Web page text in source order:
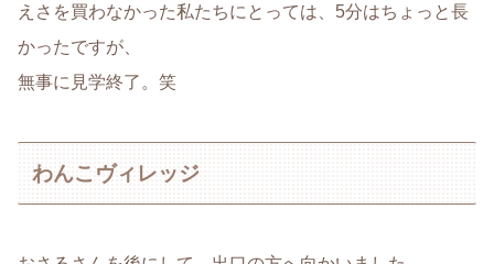
えさを買わなかった私たちにとっては、5分はちょっと長
かったですが、
無事に見学終了。笑
わんこヴィレッジ